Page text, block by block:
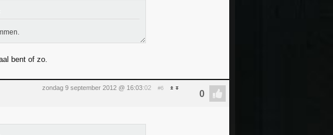
bent of zo.
zondag 9 september 2012 @ 16:03:02 #6